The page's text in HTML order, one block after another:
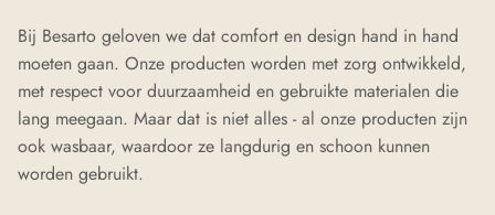
Bij Besarto geloven we dat comfort en design hand in hand
moeten gaan. Onze producten worden met zorg ontwikkeld,
met respect voor duurzaamheid en gebruikte materialen die
lang meegaan. Maar dat is niet alles - al onze producten zijn
ook wasbaar, waardoor ze langdurig en schoon kunnen
worden gebruikt.